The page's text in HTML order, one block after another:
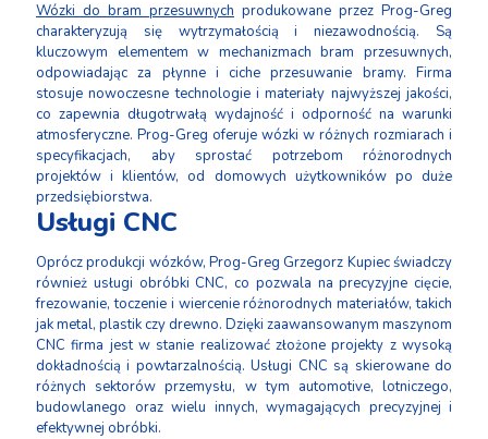
Wózki do bram przesuwnych produkowane przez Prog-Greg
charakteryzują się wytrzymałością i niezawodnością. Są
kluczowym elementem w mechanizmach bram przesuwnych,
odpowiadając za płynne i ciche przesuwanie bramy. Firma
stosuje nowoczesne technologie i materiały najwyższej jakości,
co zapewnia długotrwałą wydajność i odporność na warunki
atmosferyczne. Prog-Greg oferuje wózki w różnych rozmiarach i
specyfikacjach, aby sprostać potrzebom różnorodnych
projektów i klientów, od domowych użytkowników po duże
przedsiębiorstwa.
Usługi CNC
Oprócz produkcji wózków, Prog-Greg Grzegorz Kupiec świadczy
również usługi obróbki CNC, co pozwala na precyzyjne cięcie,
frezowanie, toczenie i wiercenie różnorodnych materiałów, takich
jak metal, plastik czy drewno. Dzięki zaawansowanym maszynom
CNC firma jest w stanie realizować złożone projekty z wysoką
dokładnością i powtarzalnością. Usługi CNC są skierowane do
różnych sektorów przemysłu, w tym automotive, lotniczego,
budowlanego oraz wielu innych, wymagających precyzyjnej i
efektywnej obróbki.